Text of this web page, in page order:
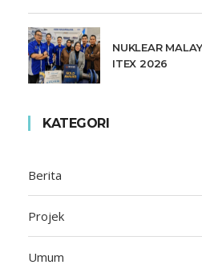
NUKLEAR
ITEX 2026
KATEGORI
Berita
Projek
Umum